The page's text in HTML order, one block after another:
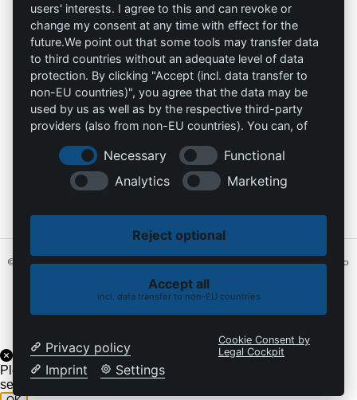
Omniprotect –
Tienda Online
Impresión
Contacto
info@die-schutzprofis.de
+49 (511) 679997-97
Wohlenbergstraße 6
Alemania
© 2026 Los profesionales de la protección. Hecho con amorMiU24®y alojado
users' interests. I agree to this and can revoke or
change my consent at any time with effect for the
future.We point out that some tools may transfer data
to third countries without an adequate level of data
protection. By clicking "Accept (incl. data transfer to
non-EU countries)", you agree that the data may be
used by us as well as by the respective third-party
providers (also from non-EU countries). You can, of
Necessary
Functional
Analytics
Marketing
Reject optional
Accept all
incl. data transfer to non-EU countries
Privacy policy
Imprint
Settings
Cookie Consent by
Legal Cockpit
Please enable the chatbot on the current domain under
settings->security->visibility